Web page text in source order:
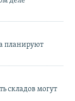
планируют
складов могут